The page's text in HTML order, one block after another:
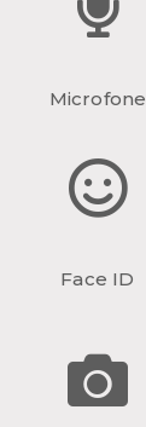
Microfone
Face ID